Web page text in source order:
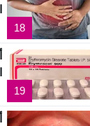
18
19